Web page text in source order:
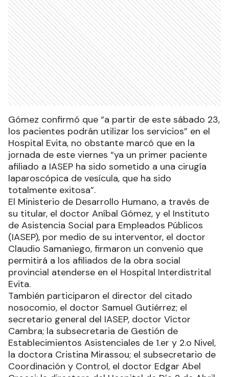
Gómez confirmó que “a partir de este sábado 23,
los pacientes podrán utilizar los servicios” en el
Hospital Evita, no obstante marcó que en la
jornada de este viernes “ya un primer paciente
afiliado a IASEP ha sido sometido a una cirugía
laparoscópica de vesícula, que ha sido
totalmente exitosa”.
El Ministerio de Desarrollo Humano, a través de
su titular, el doctor Aníbal Gómez, y el Instituto
de Asistencia Social para Empleados Públicos
(IASEP), por medio de su interventor, el doctor
Claudio Samaniego, firmaron un convenio que
permitirá a los afiliados de la obra social
provincial atenderse en el Hospital Interdistrital
Evita.
También participaron el director del citado
nosocomio, el doctor Samuel Gutiérrez; el
secretario general del IASEP, doctor Víctor
Cambra; la subsecretaria de Gestión de
Establecimientos Asistenciales de 1.er y 2.o Nivel,
la doctora Cristina Mirassou; el subsecretario de
Coordinación y Control, el doctor Edgar Abel